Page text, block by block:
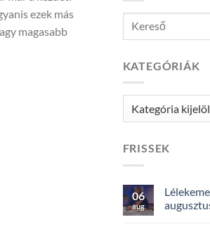
ezek más
magasabb
KATEGÓRIÁK
Kategóriák
FRISSEK
06
aug